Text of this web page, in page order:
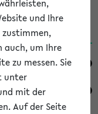
und Ihre
zustimmen,
auch, um Ihre
zu messen. Sie
unter
mit der
Auf der Seite